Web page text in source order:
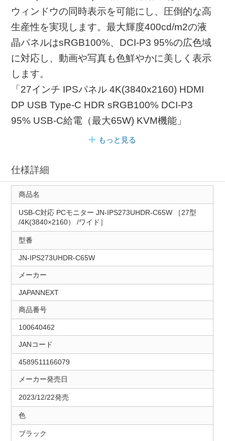
ウィンドウの同時表示を可能にし、圧倒的な高
生産性を実現します。最大輝度400cd/m2の液
晶パネルはsRGB100%、DCI-P3 95%の広色域
に対応し、動画や写真も色鮮やかに美しく表示
します。
「27インチ IPSパネル 4K(3840x2160) HDMI
DP USB Type-C HDR sRGB100% DCI-P3
95% USB-C給電（最大65W) KVM機能」
もっと見る
仕様詳細
商品名
USB-C対応 PCモニター JN-IPS273UHDR-C65W ［27型
/4K(3840×2160） /ワイド］
型番
JN-IPS273UHDR-C65W
メーカー
JAPANNEXT
商品番号
100640462
JANコード
4589511166079
メーカー発売日
2023/12/22発売
色
ブラック